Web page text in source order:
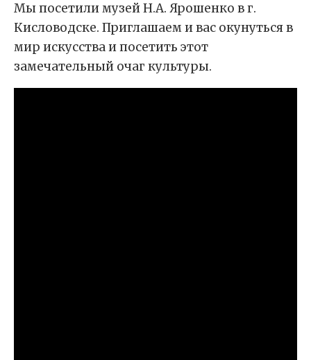
Мы посетили музей Н.А. Ярошенко в г.
Кисловодске. Приглашаем и вас окунуться в
мир искусства и посетить этот
замечательный очаг культуры.